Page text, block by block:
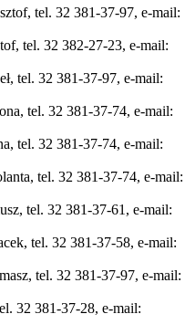
tel. 32 381-37-97, e-mail:
tel. 32 382-27-23, e-mail:
tel. 32 381-37-97, e-mail:
tel. 32 381-37-74, e-mail:
tel. 32 381-37-74, e-mail:
tel. 32 381-37-74, e-mail:
tel. 32 381-37-61, e-mail:
tel. 32 381-37-58, e-mail:
tel. 32 381-37-97, e-mail:
32 381-37-28, e-mail: